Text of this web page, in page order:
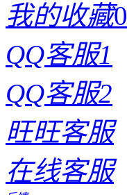
我的收藏0
QQ客服1
QQ客服2
旺旺客服
在线客服